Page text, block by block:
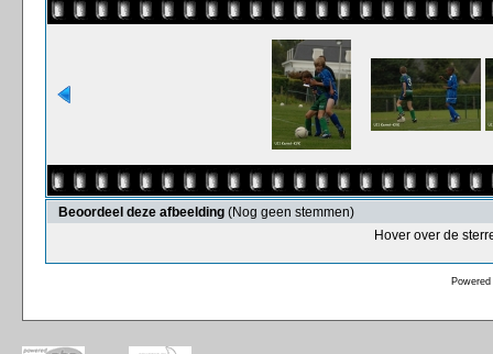
Beoordeel deze afbeelding (Nog geen stemmen)
Hover over de